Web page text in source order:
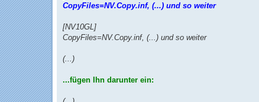
CopyFiles=NV.Copy.inf, (...) und so weiter
[NV10GL]
CopyFiles=NV.Copy.inf, (...) und so weiter
(...)
...fügen Ihn darunter ein: